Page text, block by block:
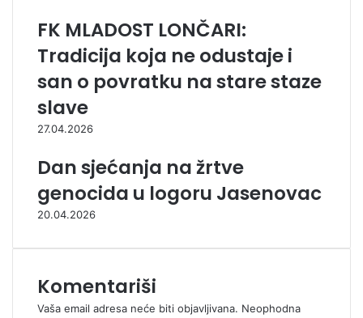
FK MLADOST LONČARI:
Tradicija koja ne odustaje i
san o povratku na stare staze
slave
27.04.2026
Dan sjećanja na žrtve
genocida u logoru Jasenovac
20.04.2026
Komentariši
Vaša email adresa neće biti objavljivana. Neophodna